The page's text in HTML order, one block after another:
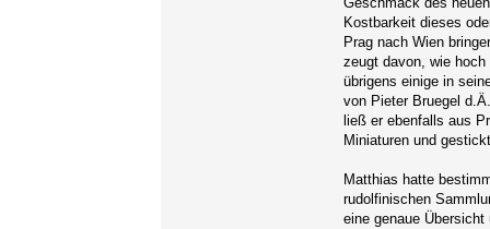
Kostbarkeit dieses
Prag nach Wien
zeugt davon, wie
übrigens einige in
von Pieter Bruegel
ließ er ebenfalls aus
Miniaturen und
Matthias hatte
rudolfinischen
eine genaue